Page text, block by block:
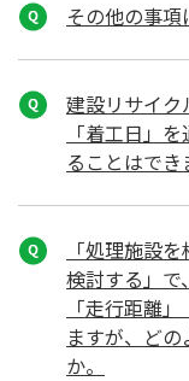
その他の事
建設リサイク
「着工日」
ることはでき
「処理施設
検討する」で
「走行距離
ますが、ど
か。